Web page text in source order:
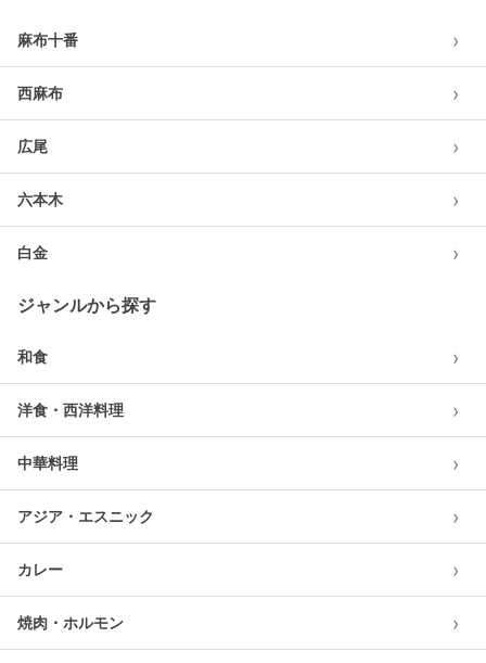
麻布十番 ›
西麻布 ›
広尾 ›
六本木 ›
白金 ›
ジャンルから探す
和食 ›
洋食・西洋料理 ›
中華料理 ›
アジア・エスニック ›
カレー ›
焼肉・ホルモン ›